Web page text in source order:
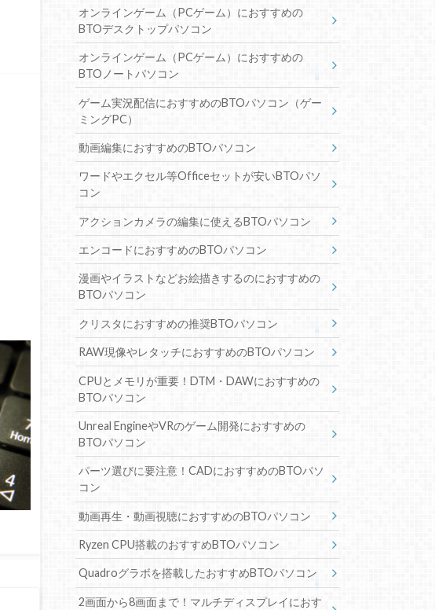
オンラインゲーム（PCゲーム）におすすめの
BTOデスクトップパソコン
オンラインゲーム（PCゲーム）におすすめの
BTOノートパソコン
ゲーム実況配信におすすめのBTOパソコン（ゲー
ミングPC）
動画編集におすすめのBTOパソコン
ワードやエクセル等Officeセットが安いBTOパソ
コン
アクションカメラの編集に使えるBTOパソコン
エンコードにおすすめのBTOパソコン
漫画やイラストなどお絵描きするのにおすすめの
BTOパソコン
クリスタにおすすめの推奨BTOパソコン
RAW現像やレタッチにおすすめのBTOパソコン
CPUとメモリが重要！DTM・DAWにおすすめの
BTOパソコン
Unreal EngineやVRのゲーム開発におすすめの
BTOパソコン
パーツ選びに要注意！CADにおすすめのBTOパソ
コン
動画再生・動画視聴におすすめのBTOパソコン
Ryzen CPU搭載のおすすめBTOパソコン
Quadroグラボを搭載したおすすめBTOパソコン
2画面から8画面まで！マルチディスプレイにおす